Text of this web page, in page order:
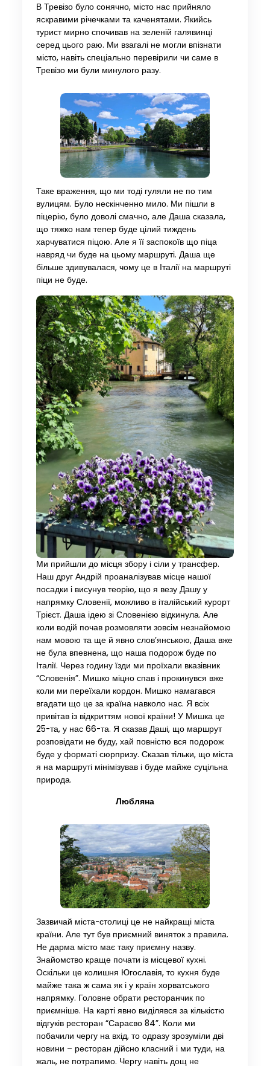
В Тревізо було сонячно, місто нас прийняло
яскравими річечками та каченятами. Якийсь
турист мирно спочивав на зеленій галявинці
серед цього раю. Ми взагалі не могли впізнати
місто, навіть спеціально перевірили чи саме в
Тревізо ми були минулого разу.
Таке враження, що ми тоді гуляли не по тим
вулицям. Було нескінченно мило. Ми пішли в
піцерію, було доволі смачно, але Даша сказала,
що тяжко нам тепер буде цілий тиждень
харчуватися піцою. Але я її заспокоїв що піца
навряд чи буде на цьому маршруті. Даша ще
більше здивувалася, чому це в Італії на маршруті
піци не буде.
Ми прийшли до місця збору і сіли у трансфер.
Наш друг Андрій проаналізував місце нашої
посадки і висунув теорію, що я везу Дашу у
напрямку Словенії, можливо в італійський курорт
Трієст. Даша ідею зі Словенією відкинула. Але
коли водій почав розмовляти зовсім незнайомою
нам мовою та ще й явно слов’янською, Даша вже
не була впевнена, що наша подорож буде по
Італії. Через годину їзди ми проїхали вказівник
“Словенія”. Мишко міцно спав і прокинувся вже
коли ми переїхали кордон. Мишко намагався
вгадати що це за країна навколо нас. Я всіх
привітав із відкриттям нової країни! У Мишка це
25-та, у нас 66-та. Я сказав Даші, що маршрут
розповідати не буду, хай повністю вся подорож
буде у форматі сюрпризу. Сказав тільки, що міста
я на маршруті мінімізував і буде майже суцільна
природа.
Любляна
Зазвичай міста-столиці це не найкращі міста
країни. Але тут був приємний виняток з правила.
Не дарма місто має таку приємну назву.
Знайомство краще почати із місцевої кухні.
Оскільки це колишня Югославія, то кухня буде
майже така ж сама як і у країн хорватського
напрямку. Головне обрати ресторанчик по
приємніше. На карті явно виділявся за кількістю
відгуків ресторан “Сараєво 84”. Коли ми
побачили чергу на вхід, то одразу зрозуміли дві
новини – ресторан дійсно класний і ми туди, на
жаль, не потрапимо. Чергу навіть дощ не